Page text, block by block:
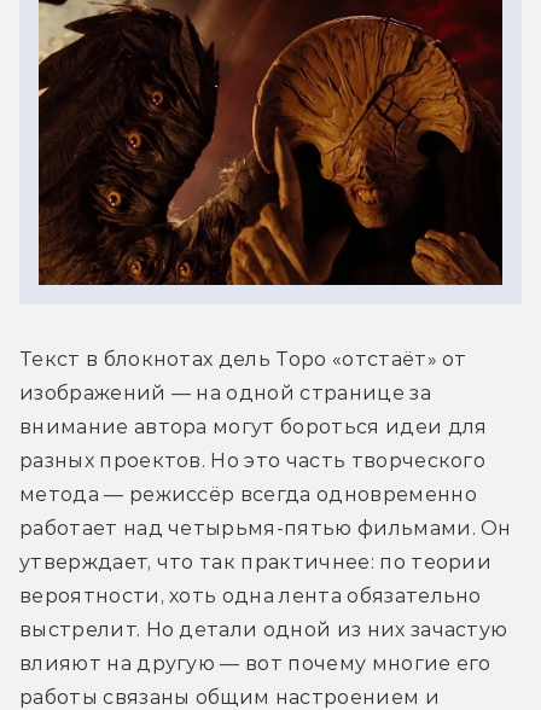
Текст в блокнотах дель Торо «отстаёт» от
изображений — на одной странице за
внимание автора могут бороться идеи для
разных проектов. Но это часть творческого
метода — режиссёр всегда одновременно
работает над четырьмя-пятью фильмами. Он
утверждает, что так практичнее: по теории
вероятности, хоть одна лента обязательно
выстрелит. Но детали одной из них зачастую
влияют на другую — вот почему многие его
работы связаны общим настроением и